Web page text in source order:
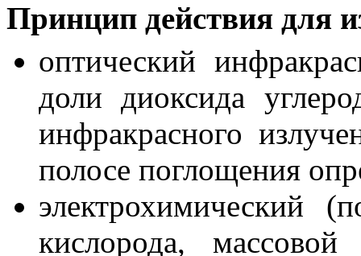
Принцип действия для
оптический
доли диоксида
инфракрасного
полосе поглощения
электрохимический
кислорода,